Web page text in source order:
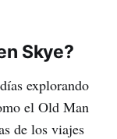
Skye?
explorando
el Old Man
de los viajes